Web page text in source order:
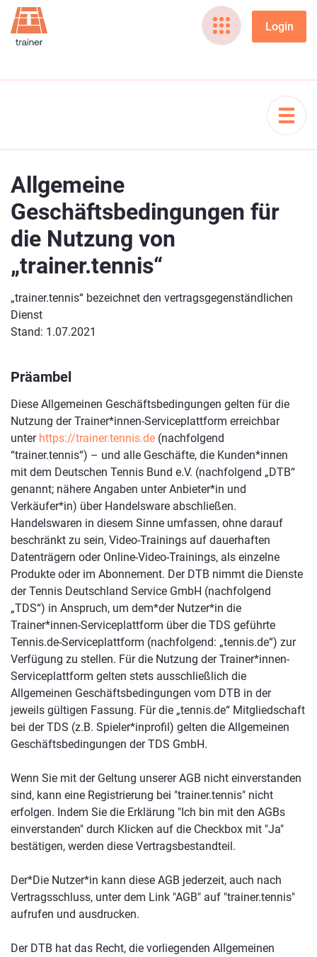
Allgemeine
Geschäftsbedingungen für
die Nutzung von
„trainer.tennis“
„trainer.tennis“ bezeichnet den vertragsgegenständlichen
Dienst
Stand: 1.07.2021
Präambel
Diese Allgemeinen Geschäftsbedingungen gelten für die
Nutzung der Trainer*innen-Serviceplattform erreichbar
unter https://trainer.tennis.de (nachfolgend
“trainer.tennis“) – und alle Geschäfte, die Kunden*innen
mit dem Deutschen Tennis Bund e.V. (nachfolgend „DTB“
genannt; nähere Angaben unter Anbieter*in und
Verkäufer*in) über Handelsware abschließen.
Handelswaren in diesem Sinne umfassen, ohne darauf
beschränkt zu sein, Video-Trainings auf dauerhaften
Datenträgern oder Online-Video-Trainings, als einzelne
Produkte oder im Abonnement. Der DTB nimmt die Dienste
der Tennis Deutschland Service GmbH (nachfolgend
„TDS“) in Anspruch, um dem*der Nutzer*in die
Trainer*innen-Serviceplattform über die TDS geführte
Tennis.de-Serviceplattform (nachfolgend: „tennis.de“) zur
Verfügung zu stellen. Für die Nutzung der Trainer*innen-
Serviceplattform gelten stets ausschließlich die
Allgemeinen Geschäftsbedingungen vom DTB in der
jeweils gültigen Fassung. Für die „tennis.de“ Mitgliedschaft
bei der TDS (z.B. Spieler*inprofil) gelten die Allgemeinen
Geschäftsbedingungen der TDS GmbH.
Wenn Sie mit der Geltung unserer AGB nicht einverstanden
sind, kann eine Registrierung bei "trainer.tennis" nicht
erfolgen. Indem Sie die Erklärung "Ich bin mit den AGBs
einverstanden" durch Klicken auf die Checkbox mit "Ja"
bestätigen, werden diese Vertragsbestandteil.
Der*Die Nutzer*in kann diese AGB jederzeit, auch nach
Vertragsschluss, unter dem Link "AGB" auf "trainer.tennis"
aufrufen und ausdrucken.
Der DTB hat das Recht, die vorliegenden Allgemeinen